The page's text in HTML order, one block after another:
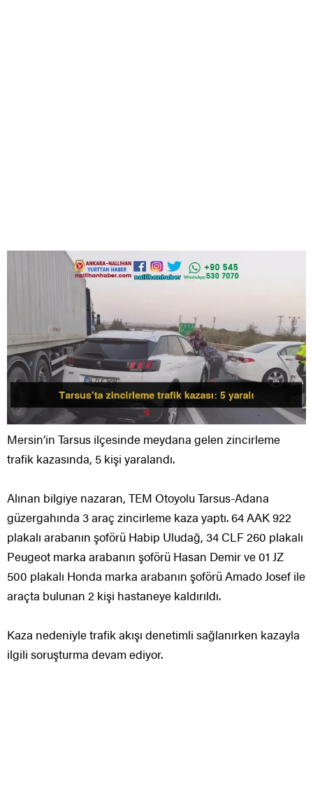
Mersin’in Tarsus ilçesinde meydana gelen zincirleme
trafik kazasında, 5 kişi yaralandı.
Alınan bilgiye nazaran, TEM Otoyolu Tarsus-Adana
güzergahında 3 araç zincirleme kaza yaptı. 64 AAK 922
plakalı arabanın şoförü Habip Uludağ, 34 CLF 260 plakalı
Peugeot marka arabanın şoförü Hasan Demir ve 01 JZ
500 plakalı Honda marka arabanın şoförü Amado Josef ile
araçta bulunan 2 kişi hastaneye kaldırıldı.
Kaza nedeniyle trafik akışı denetimli sağlanırken kazayla
ilgili soruşturma devam ediyor.